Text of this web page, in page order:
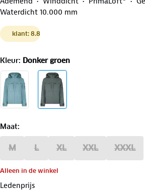
Waterdicht 10.000 mm
klant: 8.8
Kleur: Donker groen
Maat:
M L XL XXL XXXL
Alleen in de winkel
Ledenprijs